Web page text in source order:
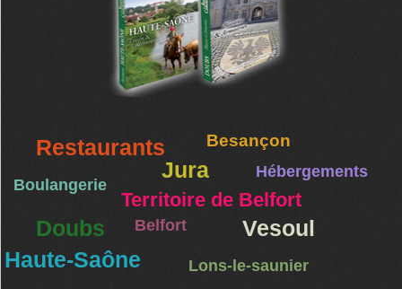
Restaurants Besançon
Jura Hébergements
Boulangerie
Territoire de Belfort
Doubs Belfort
Vesoul
Haute-Saône
Lons-le-saunier